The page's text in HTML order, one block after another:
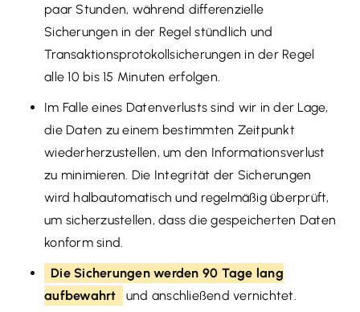
paar Stunden, während differenzielle
Sicherungen in der Regel stündlich und
Transaktionsprotokollsicherungen in der Regel
alle 10 bis 15 Minuten erfolgen.
Im Falle eines Datenverlusts sind wir in der Lage,
die Daten zu einem bestimmten Zeitpunkt
wiederherzustellen, um den Informationsverlust
zu minimieren. Die Integrität der Sicherungen
wird halbautomatisch und regelmäßig überprüft,
um sicherzustellen, dass die gespeicherten Daten
konform sind.
Die Sicherungen werden 90 Tage lang
aufbewahrt
und anschließend vernichtet.